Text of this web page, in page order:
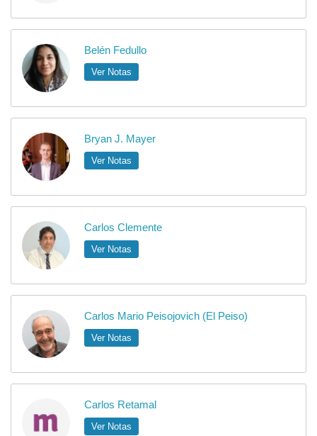
Belén Fedullo
Ver Notas
Bryan J. Mayer
Ver Notas
Carlos Clemente
Ver Notas
Carlos Mario Peisojovich (El Peiso)
Ver Notas
Carlos Retamal
Ver Notas